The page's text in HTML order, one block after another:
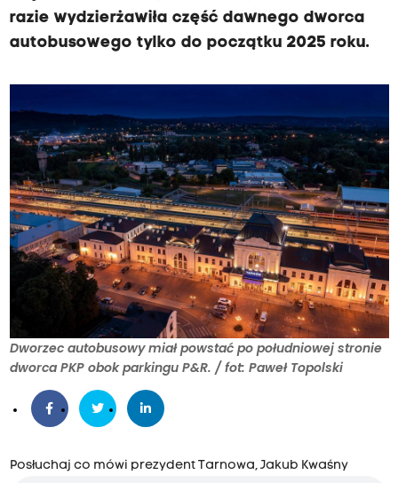
razie wydzierżawiła część dawnego dworca
autobusowego tylko do początku 2025 roku.
Dworzec autobusowy miał powstać po południowej stronie
dworca PKP obok parkingu P&R. / fot: Paweł Topolski
Posłuchaj co mówi prezydent Tarnowa, Jakub Kwaśny